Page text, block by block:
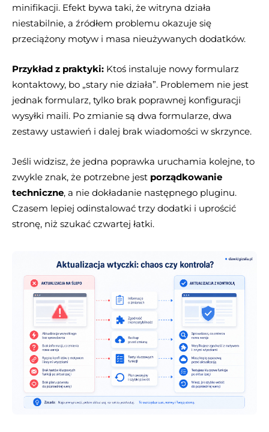
minifikacji. Efekt bywa taki, że witryna działa
niestabilnie, a źródłem problemu okazuje się
przeciążony motyw i masa nieużywanych dodatków.
Przykład z praktyki: Ktoś instaluje nowy formularz
kontaktowy, bo „stary nie działa”. Problemem nie jest
jednak formularz, tylko brak poprawnej konfiguracji
wysyłki maili. Po zmianie są dwa formularze, dwa
zestawy ustawień i dalej brak wiadomości w skrzynce.
Jeśli widzisz, że jedna poprawka uruchamia kolejne, to
zwykle znak, że potrzebne jest porządkowanie
techniczne, a nie dokładanie następnego pluginu.
Czasem lepiej odinstalować trzy dodatki i uprościć
stronę, niż szukać czwartej łatki.